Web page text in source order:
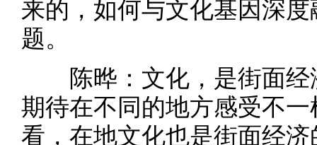
来的，如何与文化基因深
题。
陈晔：文化，是街面经
期待在不同的地方感受不
看，在地文化也是街面经